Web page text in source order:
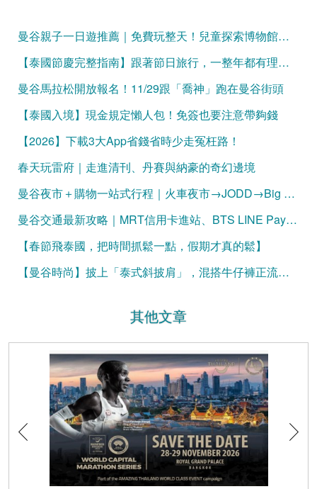
曼谷親子一日遊推薦｜免費玩整天！兒童探索博物館、Mixt Mall、火車公園、恰圖恰夜市，一條動線玩遍曼谷親子景點
【泰國節慶完整指南】跟著節日旅行，一整年都有理由出發！
曼谷馬拉松開放報名！11/29跟「喬神」跑在曼谷街頭
【泰國入境】現金規定懶人包！免簽也要注意帶夠錢
【2026】下載3大App省錢省時少走冤枉路！
春天玩雷府｜走進清刊、丹賽與納豪的奇幻邊境
曼谷夜市＋購物一站式行程｜火車夜市→JODD→Big C 完整攻略
曼谷交通最新攻略｜MRT信用卡進站、BTS LINE Pay購票一次看懂（2026更新）
【春節飛泰國，把時間抓鬆一點，假期才真的鬆】
【曼谷時尚】披上「泰式斜披肩」，混搭牛仔褲正流行！
其他文章